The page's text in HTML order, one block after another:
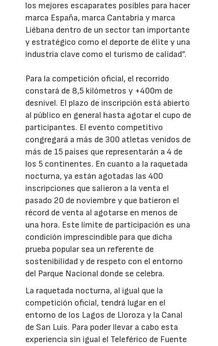
los mejores escaparates posibles para hacer
marca España, marca Cantabria y marca
Liébana dentro de un sector tan importante
y estratégico como el deporte de élite y una
industria clave como el turismo de calidad”.
Para la competición oficial, el recorrido
constará de 8,5 kilómetros y +400m de
desnivel. El plazo de inscripción está abierto
al público en general hasta agotar el cupo de
participantes. El evento competitivo
congregará a más de 300 atletas venidos de
más de 15 países que representarán a 4 de
los 5 continentes. En cuanto a la raquetada
nocturna, ya están agotadas las 400
inscripciones que salieron a la venta el
pasado 20 de noviembre y que batieron el
récord de venta al agotarse en menos de
una hora. Este límite de participación es una
condición imprescindible para que dicha
prueba popular sea un referente de
sostenibilidad y de respeto con el entorno
del Parque Nacional donde se celebra.
La raquetada nocturna, al igual que la
competición oficial, tendrá lugar en el
entorno de los Lagos de Lloroza y la Canal
de San Luis. Para poder llevar a cabo esta
experiencia sin igual el Teleférico de Fuente